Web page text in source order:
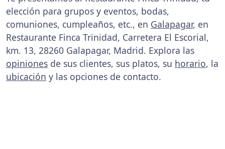
elección para grupos y eventos, bodas,
comuniones, cumpleaños, etc., en Galapagar, en
Restaurante Finca Trinidad, Carretera El Escorial,
km. 13, 28260 Galapagar, Madrid. Explora las
opiniones de sus clientes, sus platos, su horario, la
ubicación y las opciones de contacto.